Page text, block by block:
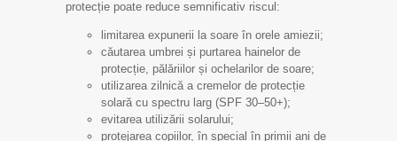
protecție poate reduce semnificativ riscul:
limitarea expunerii la soare în orele amiezii;
căutarea umbrei și purtarea hainelor de
protecție, pălăriilor și ochelarilor de soare;
utilizarea zilnică a cremelor de protecție
solară cu spectru larg (SPF 30–50+);
evitarea utilizării solarului;
protejarea copiilor, în special în primii ani de